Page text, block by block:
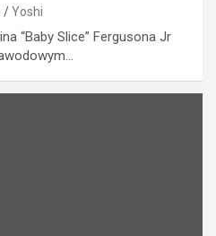
Yoshi
“Baby Slice” Fergusona Jr